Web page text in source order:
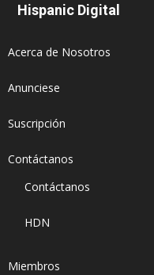
Hispanic Digital
Acerca de Nosotros
Anunciese
Suscripción
Contáctanos
Contáctanos
HDN
Miembros